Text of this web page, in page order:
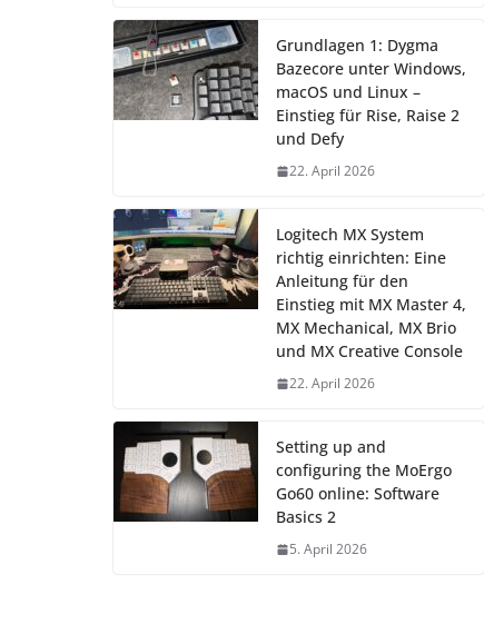
Grundlagen 1: Dygma
Bazecore unter Windows,
macOS und Linux –
Einstieg für Rise, Raise 2
und Defy
22. April 2026
Logitech MX System
richtig einrichten: Eine
Anleitung für den
Einstieg mit MX Master 4,
MX Mechanical, MX Brio
und MX Creative Console
22. April 2026
Setting up and
configuring the MoErgo
Go60 online: Software
Basics 2
5. April 2026